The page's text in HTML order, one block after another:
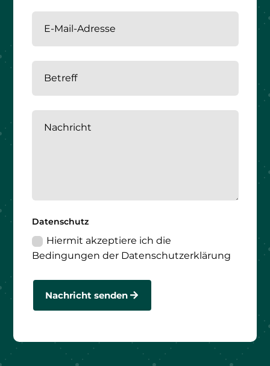
Datenschutz
Hiermit akzeptiere ich die
Bedingungen der Datenschutzerklärung
Nachricht senden